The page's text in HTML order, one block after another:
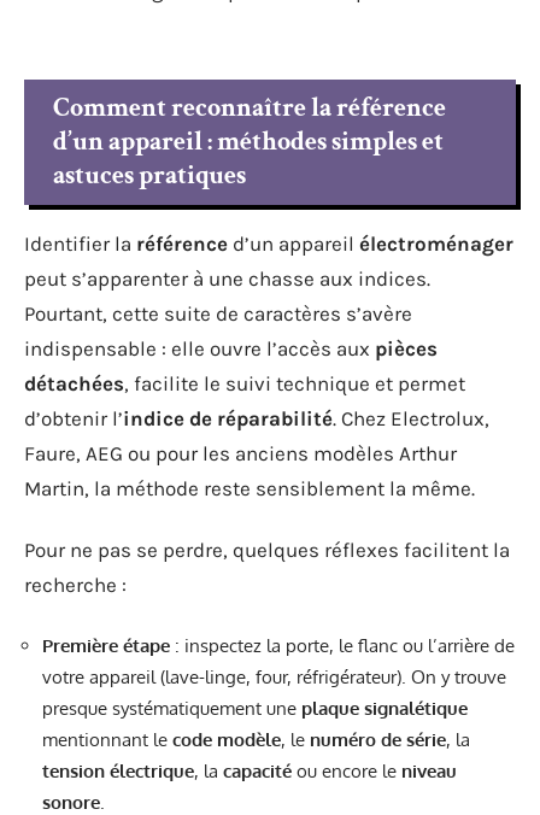
Comment reconnaître la référence
d’un appareil : méthodes simples et
astuces pratiques
Identifier la référence d’un appareil électroménager
peut s’apparenter à une chasse aux indices.
Pourtant, cette suite de caractères s’avère
indispensable : elle ouvre l’accès aux pièces
détachées, facilite le suivi technique et permet
d’obtenir l’indice de réparabilité. Chez Electrolux,
Faure, AEG ou pour les anciens modèles Arthur
Martin, la méthode reste sensiblement la même.
Pour ne pas se perdre, quelques réflexes facilitent la
recherche :
Première étape : inspectez la porte, le flanc ou l’arrière de
votre appareil (lave-linge, four, réfrigérateur). On y trouve
presque systématiquement une plaque signalétique
mentionnant le code modèle, le numéro de série, la
tension électrique, la capacité ou encore le niveau
sonore